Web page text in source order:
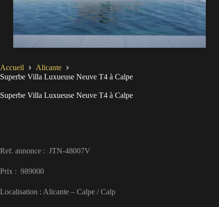
Accueil
Alicante
Superbe Villa Luxueuse Neuve T4 à Calpe
Superbe Villa Luxueuse Neuve T4 à Calpe
Ref. annonce : JTN-48007V
Prix : 989000
Localisation : Alicante – Calpe / Calp